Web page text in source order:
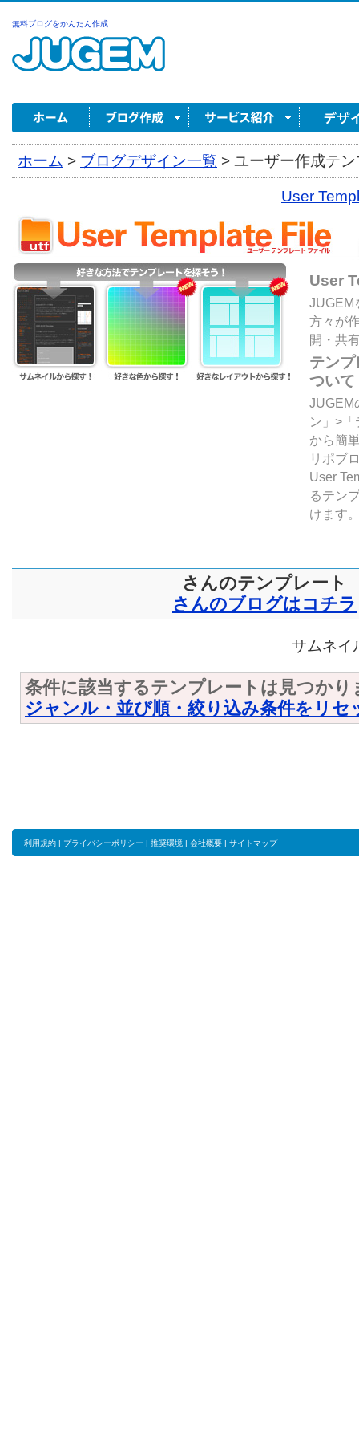
無料ブログをかんたん作成
ホーム > ブログデザイン一覧 > ユーザー作成テ
User
User
JUGEM
方々が
開・共
テン
ついて
JUGEM
ン」>
から簡
リポブ
User
るテン
けます
さんのテンプレート
さんのブログはコチラ
サムネイ
条件に該当するテンプレートは見つかり
ジャンル・並び順・絞り込み条件をリセ
利用規約 | プライバシーポリシー | 推奨環境 | 会社概要 | サイトマップ